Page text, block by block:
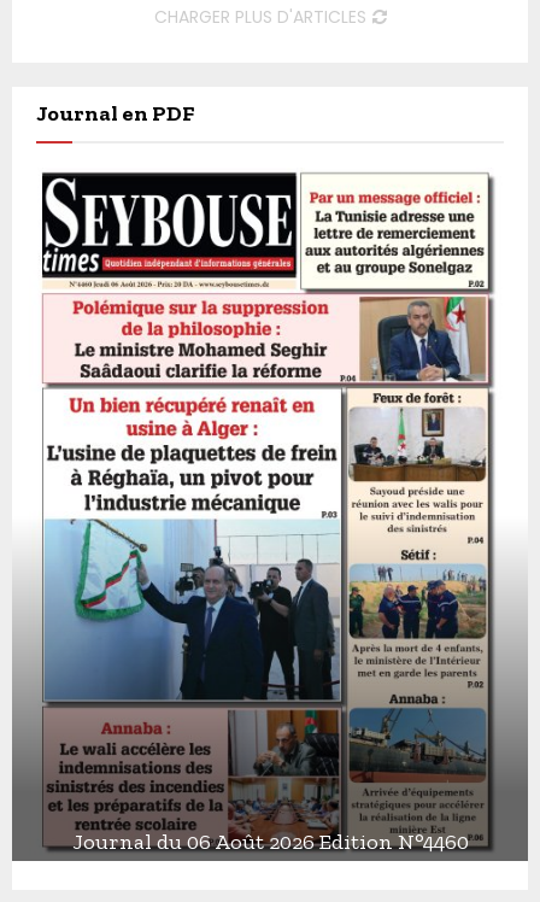
CHARGER PLUS D'ARTICLES
Journal en PDF
Journal du 06 Août 2026 Edition N°4460